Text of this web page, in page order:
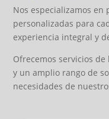
Nos especializamos
personalizadas para
experiencia integral y
Ofrecemos servicios
y un amplio rango de
necesidades de